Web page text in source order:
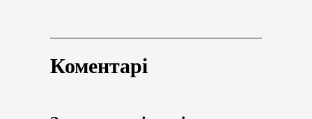
Коментарі